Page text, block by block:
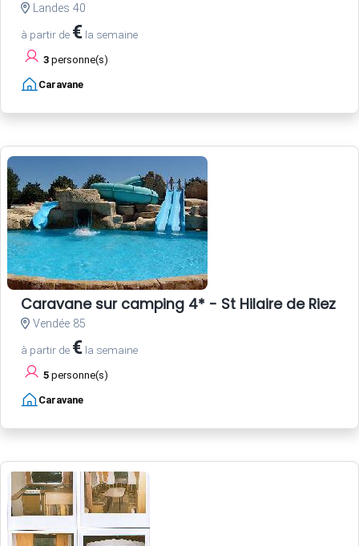
Landes 40
à partir de € la semaine
3 personne(s)
Caravane
Caravane sur camping 4* - St Hilaire de Riez -
Vendée 85
à partir de € la semaine
5 personne(s)
Caravane